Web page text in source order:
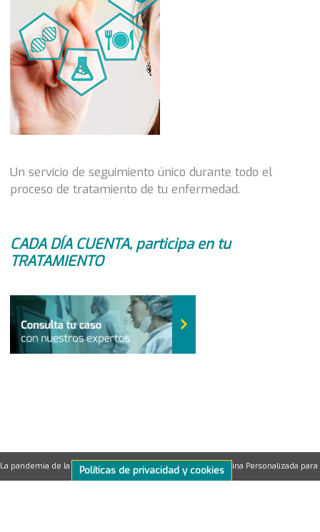
La pandemia de la COVID-19 transforma los retos de la Medicina Personalizada
Un servicio de seguimiento único durante todo el
proceso de tratamiento de tu enfermedad.
CADA DÍA CUENTA, participa en tu
TRATAMIENTO
Políticas de privacidad y cookies